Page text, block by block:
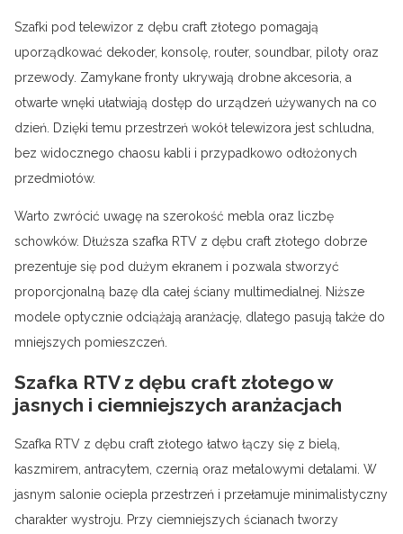
Szafki pod telewizor z dębu craft złotego pomagają
uporządkować dekoder, konsolę, router, soundbar, piloty oraz
przewody. Zamykane fronty ukrywają drobne akcesoria, a
otwarte wnęki ułatwiają dostęp do urządzeń używanych na co
dzień. Dzięki temu przestrzeń wokół telewizora jest schludna,
bez widocznego chaosu kabli i przypadkowo odłożonych
przedmiotów.
Warto zwrócić uwagę na szerokość mebla oraz liczbę
schowków. Dłuższa szafka RTV z dębu craft złotego dobrze
prezentuje się pod dużym ekranem i pozwala stworzyć
proporcjonalną bazę dla całej ściany multimedialnej. Niższe
modele optycznie odciążają aranżację, dlatego pasują także do
mniejszych pomieszczeń.
Szafka RTV z dębu craft złotego w
jasnych i ciemniejszych aranżacjach
Szafka RTV z dębu craft złotego łatwo łączy się z bielą,
kaszmirem, antracytem, czernią oraz metalowymi detalami. W
jasnym salonie ociepla przestrzeń i przełamuje minimalistyczny
charakter wystroju. Przy ciemniejszych ścianach tworzy